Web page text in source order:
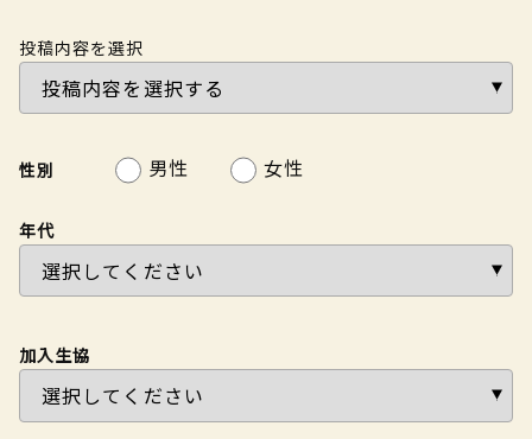
投稿内容を選択
性別 男性 女性
年代
加入生協